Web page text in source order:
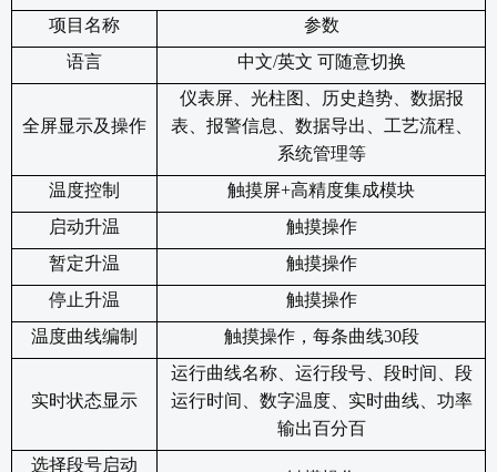
项目名称
参数
语言
中文/英文 可随意切换
全屏显示及操作
仪表屏、光柱图、历史趋势、数据报
表、报警信息、数据导出、工艺流程、
系统管理等
温度控制
触摸屏+高精度集成模块
启动升温
触摸操作
暂定升温
触摸操作
停止升温
触摸操作
温度曲线编制
触摸操作，每条曲线30段
实时状态显示
运行曲线名称、运行段号、段时间、段
运行时间、数字温度、实时曲线、功率
输出百分百
选择段号启动